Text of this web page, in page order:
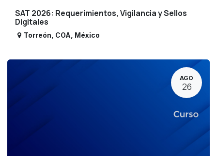
SAT 2026: Requerimientos, Vigilancia y Sellos
Digitales
Torreón COA México
AGO
26